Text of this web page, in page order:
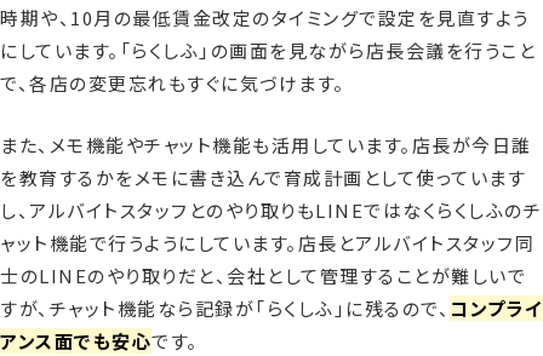
時期や、10月の最低賃金改定のタイミングで設定を見直すよう
にしています。「らくしふ」の画面を見ながら店長会議を行うこと
で、各店の変更忘れもすぐに気づけます。
また、メモ機能やチャット機能も活用しています。店長が今日誰
を教育するかをメモに書き込んで育成計画として使っています
し、アルバイトスタッフとのやり取りもLINEではなくらくしふのチ
ャット機能で行うようにしています。店長とアルバイトスタッフ同
士のLINEのやり取りだと、会社として管理することが難しいで
すが、チャット機能なら記録が「らくしふ」に残るので、 コンプライ
アンス面でも安心です。